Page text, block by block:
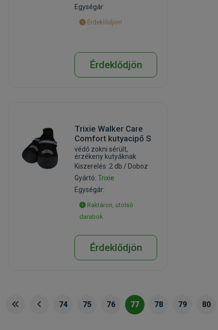
Egységár:
Érdeklődjön!
Érdeklődjön
Trixie Walker Care
Comfort kutyacipő S
védő zokni sérült,
érzékeny kutyáknak
Kiszerelés: 2 db / Doboz
Gyártó:Trixie
Egységár:
Raktáron, utolsó
darabok
Érdeklődjön
74 75 76 77 78 79 80